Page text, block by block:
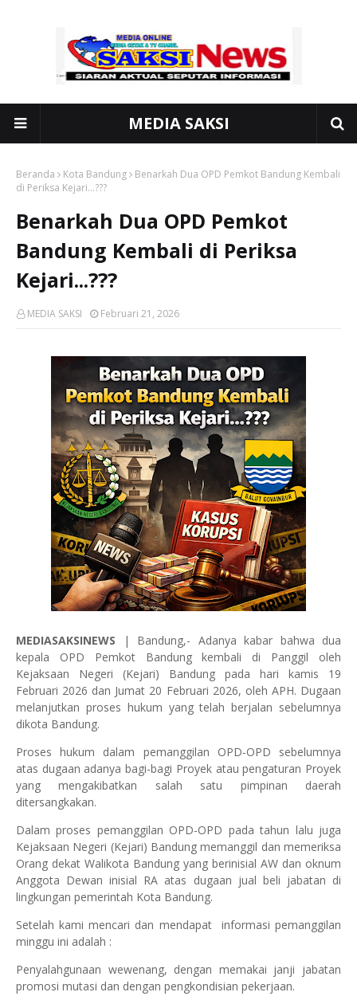
MEDIA SAKSI
Beranda Kota Bandung
Benarkah Dua OPD Pemkot Bandung Kembali
di Periksa Kejari...???
Benarkah Dua OPD Pemkot
Bandung Kembali di Periksa
Kejari...???
MEDIA SAKSI Februari 21, 2026
MEDIASAKSINEWS | Bandung,- Adanya kabar bahwa dua
kepala OPD Pemkot Bandung kembali di Panggil oleh
Kejaksaan Negeri (Kejari) Bandung pada hari kamis 19
Februari 2026 dan Jumat 20 Februari 2026, oleh APH. Dugaan
melanjutkan proses hukum yang telah berjalan sebelumnya
dikota Bandung.
Proses hukum dalam pemanggilan OPD-OPD sebelumnya
atas dugaan adanya bagi-bagi Proyek atau pengaturan Proyek
yang mengakibatkan salah satu pimpinan daerah
ditersangkakan.
Dalam proses pemanggilan OPD-OPD pada tahun lalu juga
Kejaksaan Negeri (Kejari) Bandung memanggil dan memeriksa
Orang dekat Walikota Bandung yang berinisial AW dan oknum
Anggota Dewan inisial RA atas dugaan jual beli jabatan di
lingkungan pemerintah Kota Bandung.
Setelah kami mencari dan mendapat informasi pemanggilan
minggu ini adalah :
Penyalahgunaan wewenang, dengan memakai janji jabatan
promosi mutasi dan dengan pengkondisian pekerjaan.